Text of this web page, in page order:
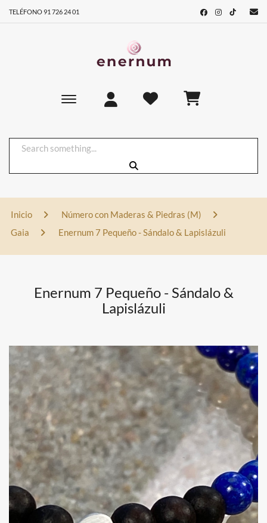
TELÉFONO 91 726 24 01
Toggle main navigation
Inicio
Número con Maderas & Piedras (M)
Gaia
Enernum 7 Pequeño - Sándalo & Lapislázuli
Enernum 7 Pequeño - Sándalo &
Lapislázuli